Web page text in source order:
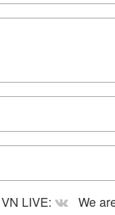
VN LIVE:
We